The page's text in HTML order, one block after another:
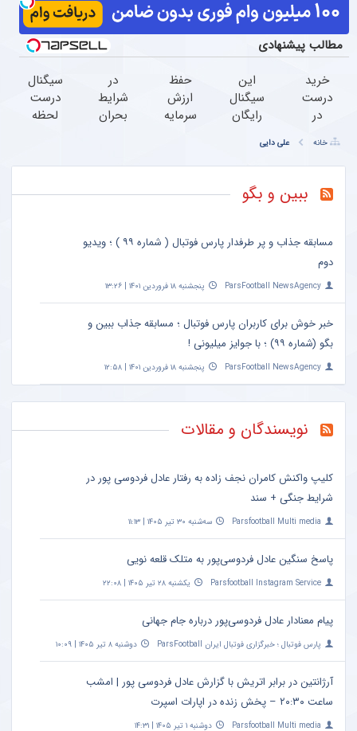
مطالب پیشنهادی
خرید
درست
در
درست
= رشد
سرمایه
این
سیگنال
رایگان
دست
نده
(مدت
محدود)
حفظ
ارزش
سرمایه
درست
(شروع
در
شرایط
بحران
رو
رایگان!
سیگنال
درست
لحظه
سود
خانه علی دایی
ببین و بگو
مسابقه جذاب و پر طرفدار پارس فوتبال ( شماره ۹۹ ) ؛ ویدیو
دوم
ParsFootball NewsAgency پنجشنبه ۱۸ فروردین ۱۴۰۱ | ۱۳:۲۶
خبر خوش برای کاربران پارس فوتبال ؛ مسابقه جذاب ببین و
بگو (شماره ۹۹) ؛ با جوایز میلیونی !
ParsFootball NewsAgency پنجشنبه ۱۸ فروردین ۱۴۰۱ | ۱۲:۵۸
نویسندگان و مقالات
کلیپ واکنش کامران نجف زاده به رفتار عادل فردوسی پور در
شرایط جنگی + سند
Parsfootball Multi media سه‌شنبه ۳۰ تیر ۱۴۰۵ | ۱۱:۱۳
پاسخ سنگین عادل فردوسی‌پور به متلک قلعه نویی
Parsfootball Instagram Service یکشنبه ۲۸ تیر ۱۴۰۵ | ۲۲:۰۸
پیام معنادار عادل فردوسی‌پور درباره جام جهانی
پارس فوتبال ؛ خبرگزاری فوتبال ایران ParsFootball دوشنبه ۸ تیر ۱۴۰۵ | ۱۰:۰۹
آرژانتین در برابر اتریش با گزارش عادل فردوسی پور | امشب
ساعت ۲۰:۳۰ – پخش زنده در اپارات اسپرت
Parsfootball Multi media دوشنبه ۱ تیر ۱۴۰۵ | ۱۴:۳۱